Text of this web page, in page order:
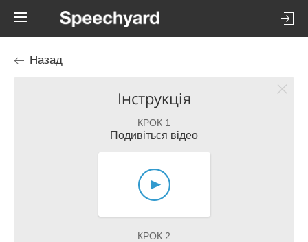
Назад
Інструкція
КРОК 1
Подивіться відео
КРОК 2